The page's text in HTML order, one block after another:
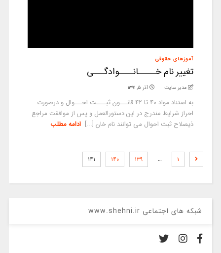
آموزهای حقوقی
تغییر نام خـــــانــــوادگـــی
مدیر سایت آذر ۵, ۱۳۹۱
به استناد مواد 40 تا 42 قانـــون ثبــــت احـــوال و درصورت
احراز شرایط مندرج در این دستورالعمل و پس از موافقت مراجع
ذیصلاح ثبت احوال می توانند نام خان [...] ادامه مطلب
۱ … ۱۳۹ ۱۴۰ ۱۴۱
شبکه های اجتماعی www.shehni.ir